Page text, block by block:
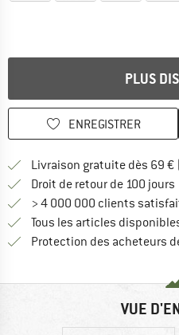
PLUS
ENREGISTRER
Livraison gratuite dès 69 €
Droit de retour de 100 jours
> 4 000 000 clients
Tous les articles
Protection des acheteurs
VUE